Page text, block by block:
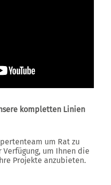
kompletten Linien
um Rat zu
Verfügung, um Ihnen die
Projekte anzubieten.